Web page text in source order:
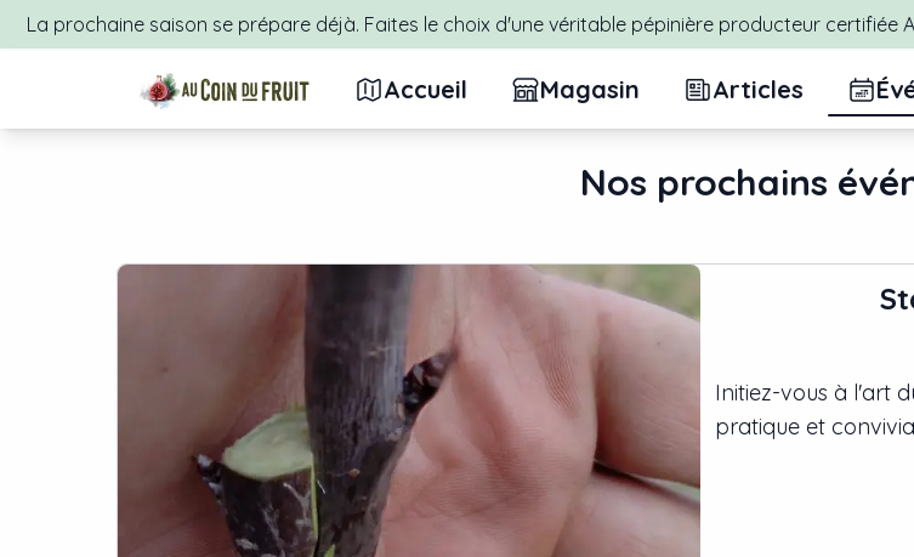
La prochaine saison se prépare déjà. Faites le choix d'une véritable pépinière producteur certifiée
Accueil Magasin Articles
Nos prochains
Initiez-vous à l'art
pratique et